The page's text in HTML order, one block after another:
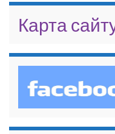
Карта